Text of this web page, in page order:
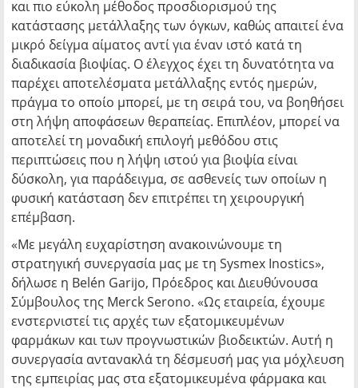
και πιο εύκολη μέθοδος προσδιορισμού της
κατάστασης μετάλλαξης των όγκων, καθώς απαιτεί ένα
μικρό δείγμα αίματος αντί για έναν ιστό κατά τη
διαδικασία βιοψίας. Ο έλεγχος έχει τη δυνατότητα να
παρέχει αποτελέσματα μετάλλαξης εντός ημερών,
πράγμα το οποίο μπορεί, με τη σειρά του, να βοηθήσει
στη λήψη αποφάσεων θεραπείας. Επιπλέον, μπορεί να
αποτελεί τη μοναδική επιλογή μεθόδου στις
περιπτώσεις που η λήψη ιστού για βιοψία είναι
δύσκολη, για παράδειγμα, σε ασθενείς των οποίων η
φυσική κατάσταση δεν επιτρέπει τη χειρουργική
επέμβαση.
«Με μεγάλη ευχαρίστηση ανακοινώνουμε τη
στρατηγική συνεργασία μας με τη Sysmex Inostics»,
δήλωσε η Belén Garijo, Πρόεδρος και Διευθύνουσα
Σύμβουλος της Merck Serono. «Ως εταιρεία, έχουμε
ενστερνιστεί τις αρχές των εξατομικευμένων
φαρμάκων και των προγνωστικών βιοδεικτών. Αυτή η
συνεργασία αντανακλά τη δέσμευσή μας για μόχλευση
της εμπειρίας μας στα εξατομικευμένα φάρμακα και